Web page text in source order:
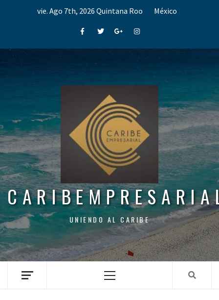
vie. Ago 7th, 2026 Quintana Roo México
FacebookTwitterGoogle+Instagram
UNIENDO AL CARIBE
Menu